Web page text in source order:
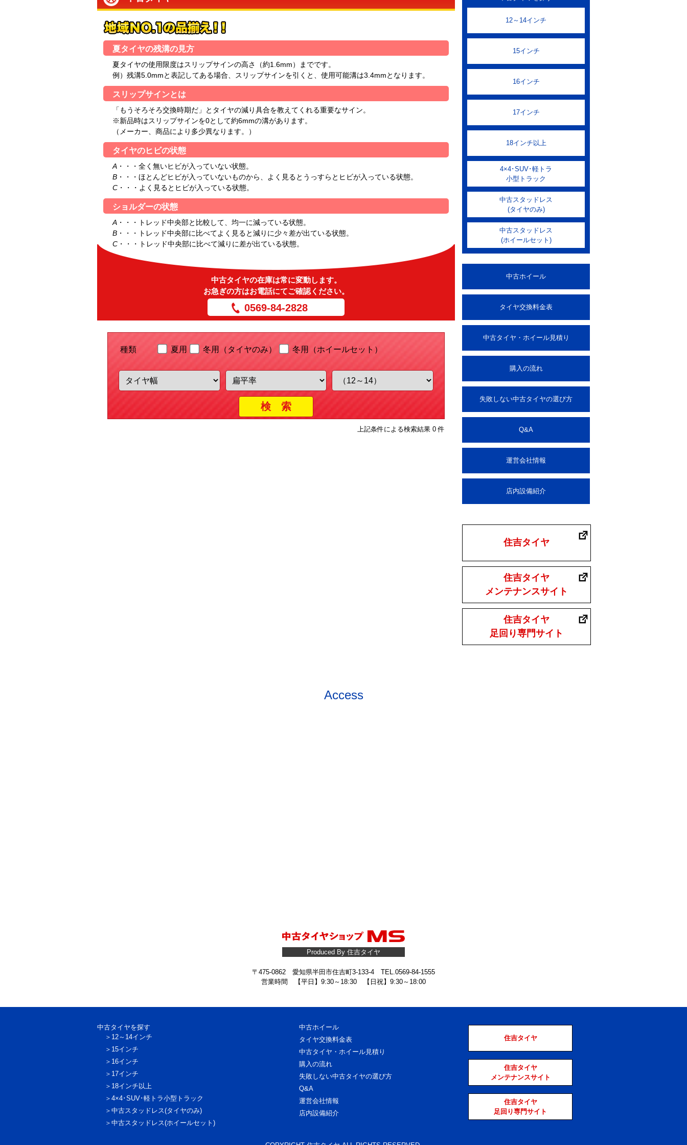
夏タイヤの残溝の見方
夏タイヤの使用限度はスリップサインの高さ（約1.6mm）までです。
例）残溝5.0mmと表記してある場合、スリップサインを引くと、使用可能溝は3.4mmとなります。
スリップサインとは
「もうそろそろ交換時期だ」とタイヤの減り具合を教えてくれる重要なサイン。
※新品時はスリップサインを0として約6mmの溝があります。
（メーカー、商品により多少異なります。）
タイヤのヒビの状態
A ・・・全く無いヒビが入っていない状態。
B ・・・ほとんどヒビが入っていないものから、よく見るとうっすらとヒビが入っている状態。
C ・・・よく見るとヒビが入っている状態。
ショルダーの状態
A ・・・トレッド中央部と比較して、均一に減っている状態。
B ・・・トレッド中央部に比べてよく見ると減りに少々差が出ている状態。
C ・・・トレッド中央部に比べて減りに差が出ている状態。
中古タイヤの在庫は常に変動します。
お急ぎの方はお電話にてご確認ください。
0569-84-2828
種類 夏用 冬用（タイヤのみ） 冬用（ホイールセット）
上記条件による検索結果 0 件
12～14インチ
15インチ
16インチ
17インチ
18インチ以上
4×4･SUV･軽トラ
小型トラック
中古スタッドレス
(タイヤのみ)
中古スタッドレス
(ホイールセット)
中古ホイール
タイヤ交換料金表
中古タイヤ・ホイール見積り
購入の流れ
失敗しない中古タイヤの選び方
Q&A
運営会社情報
店内設備紹介
住吉タイヤ
住吉タイヤ
メンテナンスサイト
住吉タイヤ
足回り専門サイト
Access
Produced By 住吉タイヤ
〒475-0862 愛知県半田市住吉町3-133-4 TEL.0569-84-1555
営業時間 【平日】9:30～18:30 【日祝】9:30～18:00
中古タイヤを探す
12～14インチ
15インチ
16インチ
17インチ
18インチ以上
4×4･SUV･軽トラ小型トラック
中古スタッドレス(タイヤのみ)
中古スタッドレス(ホイールセット)
中古ホイール
タイヤ交換料金表
中古タイヤ・ホイール見積り
購入の流れ
失敗しない中古タイヤの選び方
Q&A
運営会社情報
店内設備紹介
住吉タイヤ
住吉タイヤ
メンテナンスサイト
住吉タイヤ
足回り専門サイト